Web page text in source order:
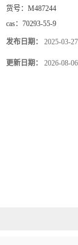
货号： M487244
cas： 70293-55-9
发布日期： 2025-03-27
更新日期： 2026-08-06